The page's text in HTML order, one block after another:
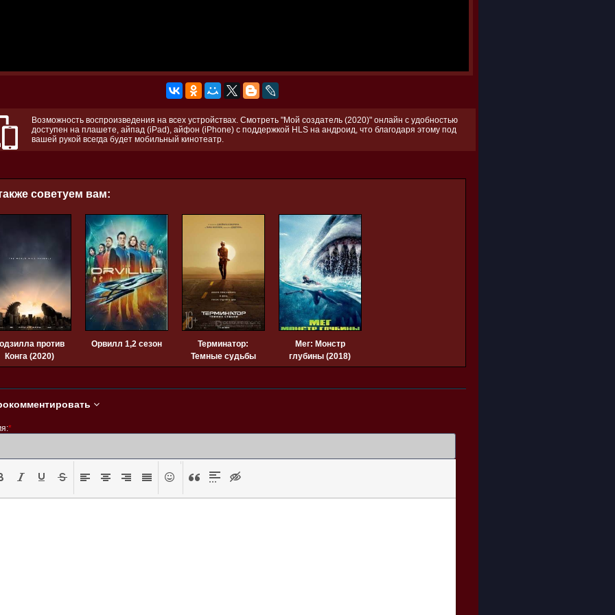
Возможность воспроизведения на всех устройствах. Смотреть "Мой создатель (2020)" онлайн с удобностью
доступен на плашете, айпад (iPad), айфон (iPhone) с поддержкой HLS на андроид, что благодаря этому под
вашей рукой всегда будет мобильный кинотеатр.
советуем вам:
против
Конга (2020)
Орвилл 1,2 сезон
Терминатор:
Темные судьбы
(2019)
Мег: Монстр
глубины (2018)
*